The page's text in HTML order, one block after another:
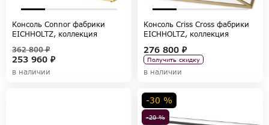
Консоль Connor фабрики
EICHHOLTZ, коллекция
253 960 ₽
362 800 ₽
в наличии
Консоль Criss Cross фабрики
EICHHOLTZ, коллекция
276 800 ₽
Получить скидку
в наличии
-20 %
-30 %